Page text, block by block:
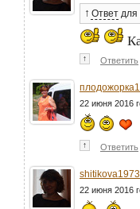
↑ Ответ для
↑ Ответить
22 июня 2016
↑ Ответить
shitikova1973
22 июня 2016